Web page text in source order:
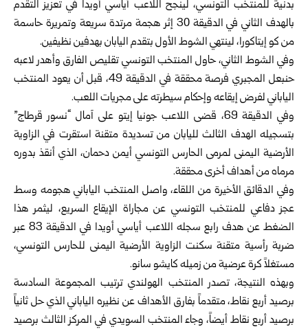
بدنية للمنتخب التونسي، لينجح اللاعب أياسي أويدا في تعزيز التقدم
بالهدف الثاني في الدقيقة 30 إثر هجمة مرتدة سريعة وتمريرة حاسمة
من كو إيتاكورا، لينتهي الشوط الأول بتقدم اليابان بهدفين نظيفين.
وفي الشوط الثاني، حاول المنتخب التونسي تقليص الفارق وأهدر لاعبه
حنبعل المجبري فرصة محققة في الدقيقة 49، قبل أن يعود المنتخب
الياباني لفرض إيقاعه وإحكام سيطرته على مجريات اللعب.
وفي الدقيقة 69، قضى اللاعب جونيا إيتو على آمال “نسور قرطاج”
بتسجيله الهدف الثالث لليابان من تسديدة متقنة استقرت في الزاوية
الأرضية اليمنى لمرمى الحارس التونسي أيمن دحمان، الذي أنقذ بدوره
مرماه من أهداف أخرى محققة.
وفي الدقائق الأخيرة من اللقاء، واصل المنتخب الياباني هجومه وسط
عجز دفاعي للمنتخب التونسي عن مجاراة الإيقاع السريع، ليثمر هذا
الضغط عن هدف رابع سجله اللاعب أياسي أويدا في الدقيقة 83 عبر
ضربة رأسية متقنة سكنت الزاوية الأرضية اليمنى للحارس التونسي،
مستغلاً كرة عرضية من زميله كايشو سانو.
وبهذه النتيجة، تصدر المنتخب الهولندي ترتيب المجموعة السادسة
برصيد أربع نقاط، متقدماً بفارق الأهداف عن نظيره الياباني الذي حل ثانياً
برصيد أربع نقاط أيضاً، وجاء المنتخب السويدي في المركز الثالث برصيد